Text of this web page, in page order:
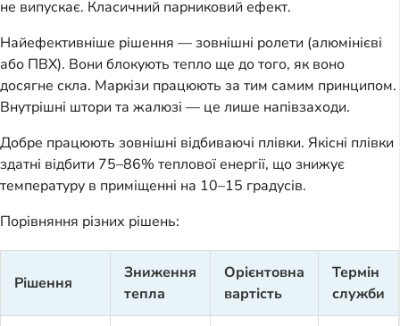
не випускає. Класичний парниковий ефект.
Найефективніше рішення — зовнішні ролети (алюмінієві
або ПВХ). Вони блокують тепло ще до того, як воно
досягне скла. Маркізи працюють за тим самим принципом.
Внутрішні штори та жалюзі — це лише напівзаходи.
Добре працюють зовнішні відбиваючі плівки. Якісні плівки
здатні відбити 75–86% теплової енергії, що знижує
температуру в приміщенні на 10–15 градусів.
Порівняння різних рішень:
Рішення
Зниження
тепла
Орієнтовна
вартість
Термін
служби